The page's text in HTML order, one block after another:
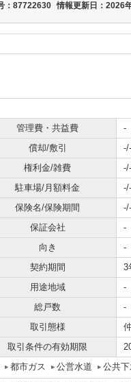
：87722630 情報更新日：2026
管理費・共益費
-
償却/敷引
-/-
権利金/雑費
-/-
駐車場/月額料金
-/-
保険名/保険期間
-/-
保証会社
-
向き
-
契約期間
3
用途地域
-
総戸数
-
取引態様
取引条件の有効期限
都市ガス 公営水道 公共